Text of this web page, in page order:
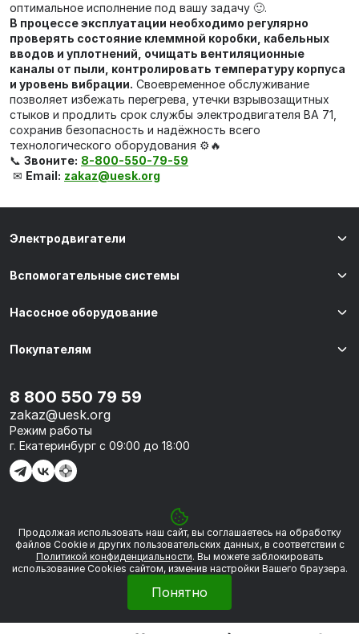
оптимальное исполнение под вашу задачу 🙂.
В процессе эксплуатации необходимо регулярно
проверять состояние клеммной коробки, кабельных
вводов и уплотнений, очищать вентиляционные
каналы от пыли, контролировать температуру корпуса
и уровень вибрации. Своевременное обслуживание
позволяет избежать перегрева, утечки взрывозащитных
стыков и продлить срок службы электродвигателя ВА 71,
сохранив безопасность и надёжность всего
технологического оборудования ⚙️🔥
📞 Звоните: 8-800-550-79-59
✉ Email: zakaz@uesk.org
© 2026 «УЭСК-ТЕХНОЛОГИИ»
Электродвигатели
Вспомогательные системы
Насосное оборудование
Покупателям
8 800 550 79 59
zakaz@uesk.org
Режим работы
г. Екатеринбург с 09:00 до 18:00
Политика обработки персональных данных
Сделано вFramelink
Продолжая использовать наш сайт, вы соглашаетесь на обработку
файлов Сookie и других пользовательских данных, в соответствии с
Политикой конфиденциальности. Вы можете заблокировать
использование Cookies сайтом, изменив настройки Вашего браузера.
Понятно